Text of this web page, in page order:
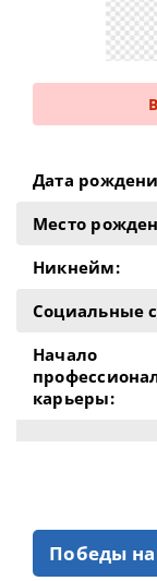
Дата
Место
Никнейм:
Социальные
Начало
карьеры:
Победы